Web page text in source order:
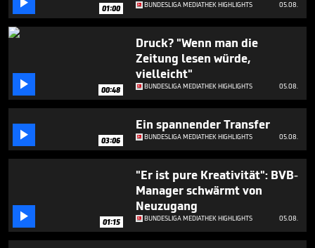
minute,
10
seconds
01:00 BUNDESLIGA MEDIATHEK HIGHLIGHTS 05.08.
 00:48
Druck? "Wenn man die
Zeitung lesen würde,
vielleicht"
BUNDESLIGA MEDIATHEK HIGHLIGHTS 05.08.
 03:06
Ein spannender Transfer
BUNDESLIGA MEDIATHEK HIGHLIGHTS 05.08.
 01:15
"Er ist pure Kreativität": BVB-
Manager schwärmt von
Neuzugang
BUNDESLIGA MEDIATHEK HIGHLIGHTS 05.08.